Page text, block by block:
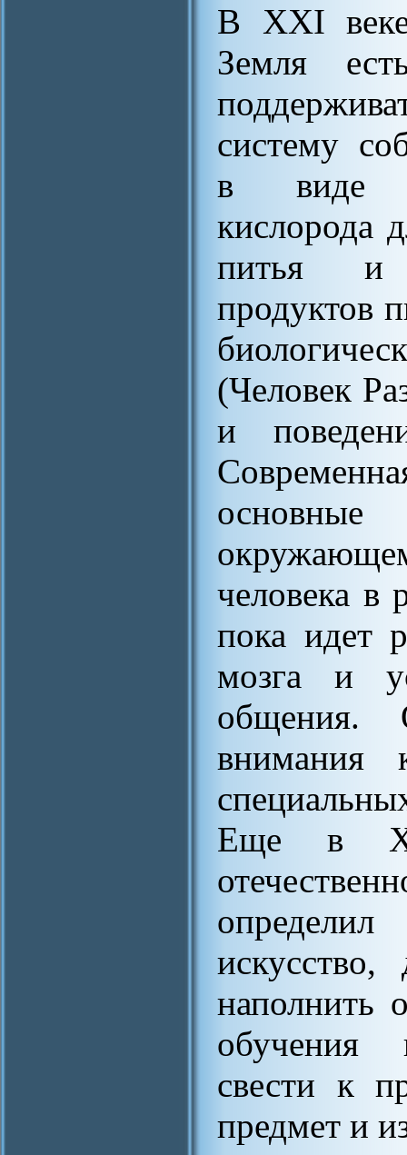
В XXI веке
Земля
систему
в виде
кислорода
питья и
продуктов
(Человек
и
человека в
пока идет
мозга и
общения.
внимания
Еще в
наполнить
обучения
свести к
предмет и